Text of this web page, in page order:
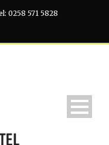
0258 571 5828